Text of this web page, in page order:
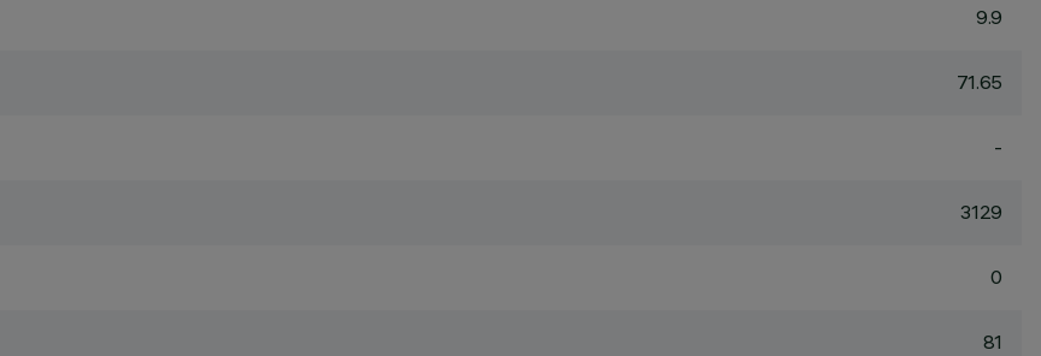
9.9
71.65
-
3129
0
81